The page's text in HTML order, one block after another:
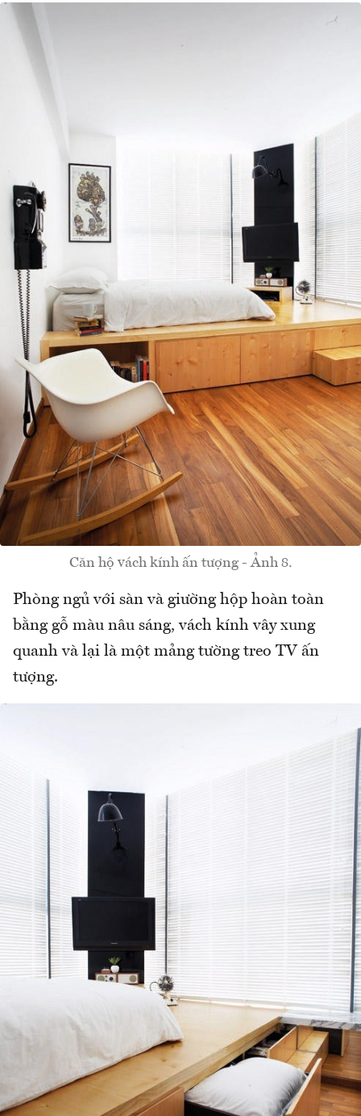
Căn hộ vách kính ấn tượng - Ảnh 8.
Phòng ngủ với sàn và giường hộp hoàn toàn
bằng gỗ màu nâu sáng, vách kính vây xung
quanh và lại là một mảng tường treo TV ấn
tượng.